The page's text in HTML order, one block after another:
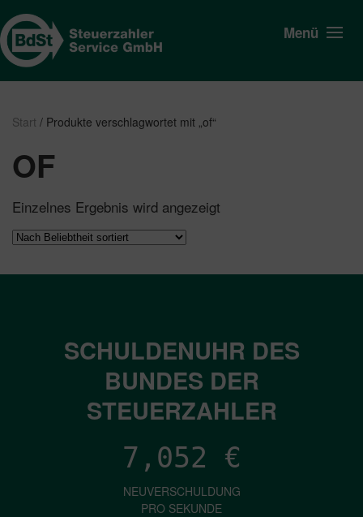
Menü
Start / Produkte verschlagwortet mit „of“
OF
Einzelnes Ergebnis wird angezeigt
SCHULDENUHR DES
BUNDES DER
STEUERZAHLER
7,052 €
NEUVERSCHULDUNG
PRO SEKUNDE